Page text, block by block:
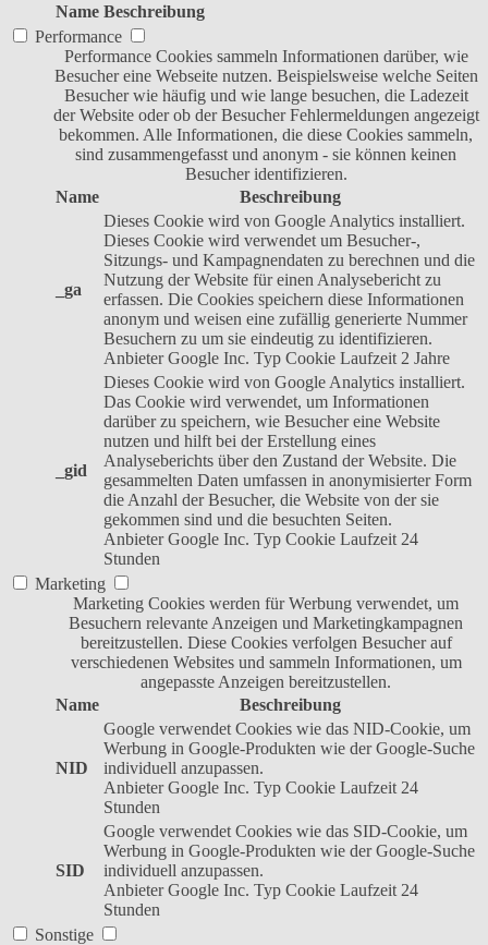
Name Beschreibung
Performance
Performance Cookies sammeln Informationen darüber, wie
Besucher eine Webseite nutzen. Beispielsweise welche Seiten
Besucher wie häufig und wie lange besuchen, die Ladezeit
der Website oder ob der Besucher Fehlermeldungen angezeigt
bekommen. Alle Informationen, die diese Cookies sammeln,
sind zusammengefasst und anonym - sie können keinen
Besucher identifizieren.
Name
Beschreibung
_ga
Dieses Cookie wird von Google Analytics installiert.
Dieses Cookie wird verwendet um Besucher-,
Sitzungs- und Kampagnendaten zu berechnen und die
Nutzung der Website für einen Analysebericht zu
erfassen. Die Cookies speichern diese Informationen
anonym und weisen eine zufällig generierte Nummer
Besuchern zu um sie eindeutig zu identifizieren.
Anbieter Google Inc. Typ Cookie Laufzeit 2 Jahre
_gid
Dieses Cookie wird von Google Analytics installiert.
Das Cookie wird verwendet, um Informationen
darüber zu speichern, wie Besucher eine Website
nutzen und hilft bei der Erstellung eines
Analyseberichts über den Zustand der Website. Die
gesammelten Daten umfassen in anonymisierter Form
die Anzahl der Besucher, die Website von der sie
gekommen sind und die besuchten Seiten.
Anbieter Google Inc. Typ Cookie Laufzeit 24
Stunden
Marketing
Marketing Cookies werden für Werbung verwendet, um
Besuchern relevante Anzeigen und Marketingkampagnen
bereitzustellen. Diese Cookies verfolgen Besucher auf
verschiedenen Websites und sammeln Informationen, um
angepasste Anzeigen bereitzustellen.
Name
Beschreibung
NID
Google verwendet Cookies wie das NID-Cookie, um
Werbung in Google-Produkten wie der Google-Suche
individuell anzupassen.
Anbieter Google Inc. Typ Cookie Laufzeit 24
Stunden
SID
Google verwendet Cookies wie das SID-Cookie, um
Werbung in Google-Produkten wie der Google-Suche
individuell anzupassen.
Anbieter Google Inc. Typ Cookie Laufzeit 24
Stunden
Sonstige